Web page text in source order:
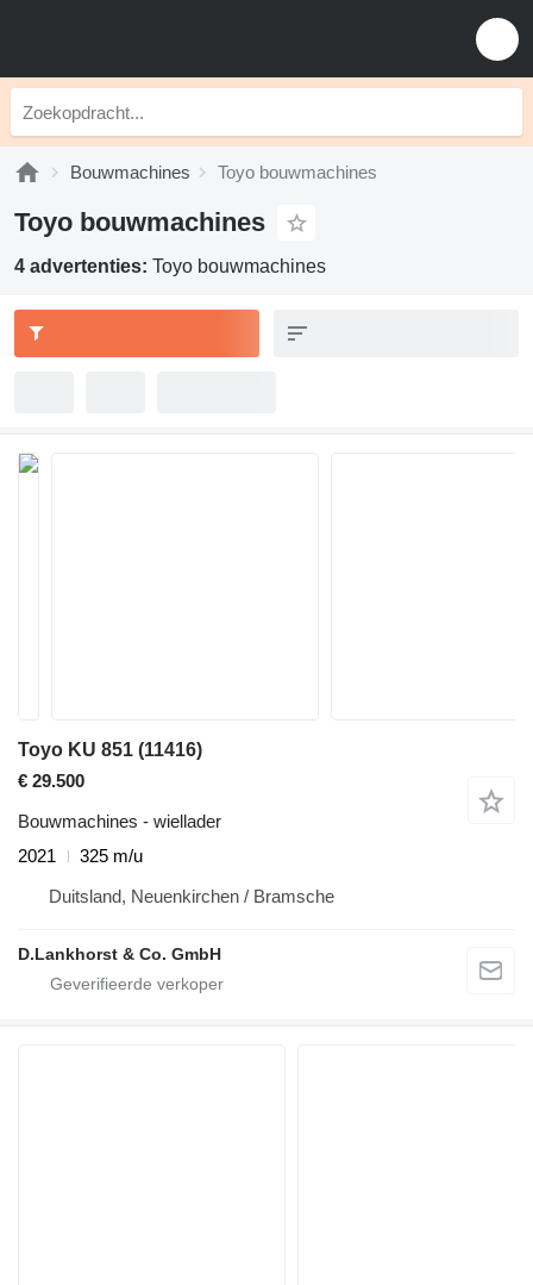
Bouwmachines Toyo bouwmachines
Toyo bouwmachines
4 advertenties: Toyo bouwmachines
Toyo KU 851 (11416)
€ 29.500
Bouwmachines - wiellader
2021
325 m/u
Duitsland, Neuenkirchen / Bramsche
D.Lankhorst & Co. GmbH